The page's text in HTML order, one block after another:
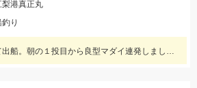
梨港真正丸
り
江梨港真正丸にて出船。朝の１投目から良型マダイ連発しました！ハリスは4号10ｍを使用。針はチヌ針３号でひかり玉レッド2号を使いました！